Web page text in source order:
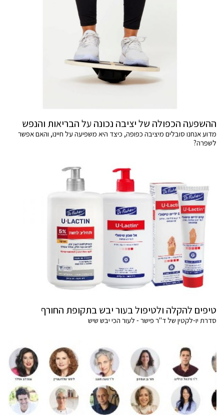
ההשפעה הכפולה של יציבה נכונה על הבריאות והנפש
מדוע אנחנו סובלים מיציבה כפופה, כיצד היא משפיעה על חיינו, והאם אפשר
לשפרה?
טיפים להקלה ולטיפול בעור יבש בתקופת החורף
סדרת יו-לקטין של ד"ר פישר - לעור הכי יבש שיש